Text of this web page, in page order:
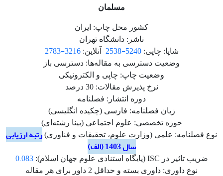
مسلمان
کشور محل چاپ: ایران
ناشر: دانشگاه تهران
شاپا: چاپی:5240-2538 آنلاین:3216-2783
وضعیت دسترسی به مقاله‌ها: دسترسی باز
وضعیت چاپ: چاپی و الکترونیکی
نرخ پذیرش مقالات: 30 درصد
دوره انتشار: فصلنامه
زبان فصلنامه: فارسی (چکیده انگلیسی)
حوزه تخصصی: علوم اجتماعی (بینا رشته‌ای)
نوع فصلنامه: علمی (وزارت علوم، تحقیقات و فناوری) رتبه ارزیابی
سال 1403 (الف)
ضریب تاثیر در ISC (پایگاه استنادی علوم جهان اسلام): 0.083
نوع داوری: داوری بسته و حداقل 2 داور برای هر مقاله